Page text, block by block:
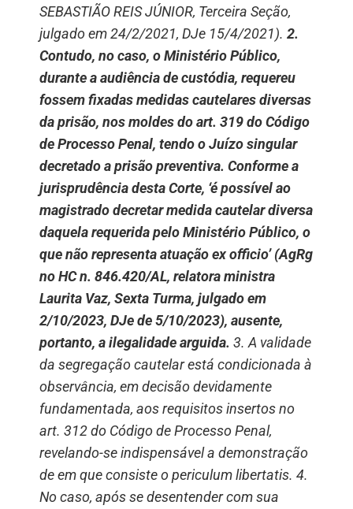
SEBASTIÃO REIS JÚNIOR, Terceira Seção,
julgado em 24/2/2021, DJe 15/4/2021). 2.
Contudo, no caso, o Ministério Público,
durante a audiência de custódia, requereu
fossem fixadas medidas cautelares diversas
da prisão, nos moldes do art. 319 do Código
de Processo Penal, tendo o Juízo singular
decretado a prisão preventiva. Conforme a
jurisprudência desta Corte, ‘é possível ao
magistrado decretar medida cautelar diversa
daquela requerida pelo Ministério Público, o
que não representa atuação ex officio’ (AgRg
no HC n. 846.420/AL, relatora ministra
Laurita Vaz, Sexta Turma, julgado em
2/10/2023, DJe de 5/10/2023), ausente,
portanto, a ilegalidade arguida. 3. A validade
da segregação cautelar está condicionada à
observância, em decisão devidamente
fundamentada, aos requisitos insertos no
art. 312 do Código de Processo Penal,
revelando-se indispensável a demonstração
de em que consiste o periculum libertatis. 4.
No caso, após se desentender com sua